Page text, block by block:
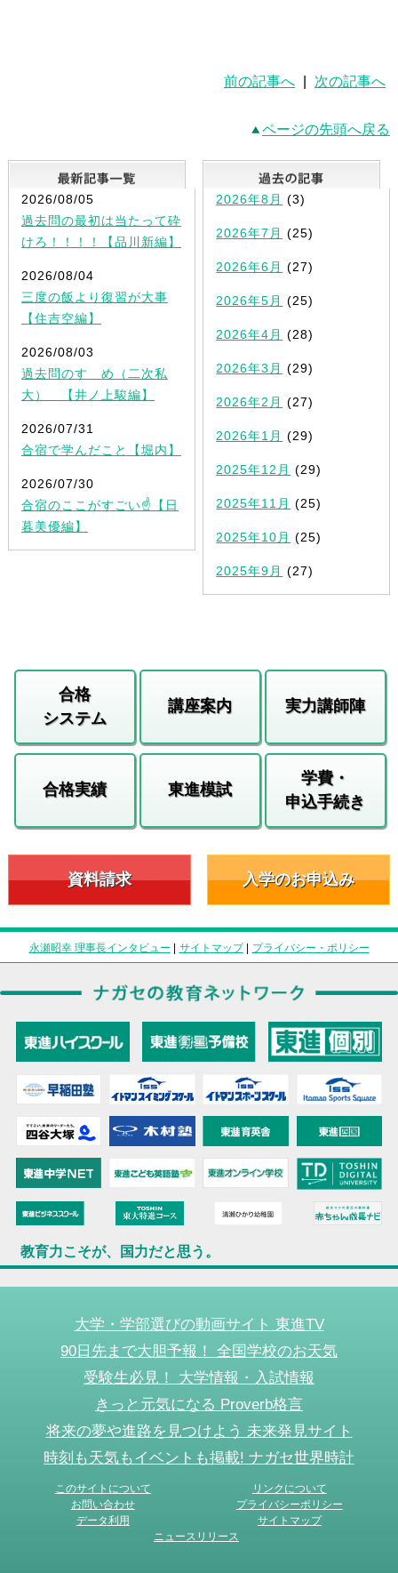
前の記事へ 次の記事へ
ページの先頭へ戻る
最新記事一覧
2026/08/05
過去問の最初は当たって砕
けろ！！！！【品川新編】
2026/08/04
三度の飯より復習が大事
【住吉空編】
2026/08/03
過去問のすゝめ（二次私
大） 【井ノ上駿編】
2026/07/31
合宿で学んだこと【堀内】
2026/07/30
合宿のここがすごい☝️【日
暮美優編】
2026年8月 (3)
2026年7月 (25)
2026年6月 (27)
2026年5月 (25)
2026年4月 (28)
2026年3月 (29)
2026年2月 (27)
2026年1月 (29)
2025年12月 (29)
2025年11月 (25)
2025年10月 (25)
2025年9月 (27)
合格
システム
講座案内 実力講師陣
合格実績 東進模試
学費・
申込手続き
資料請求 入学のお申込み
永瀬昭幸 理事長インタビュー | サイトマップ| プライバシー・ポリシー
教育力こそが、国力だと思う。
大学・学部選びの動画サイト 東進TV
90日先まで大胆予報！ 全国学校のお天気
受験生必見！ 大学情報・入試情報
きっと元気になる Proverb格言
将来の夢や進路を見つけよう 未来発見サイト
時刻も天気もイベントも掲載! ナガセ世界時計
このサイトについて
リンクについて
お問い合わせ
プライバシーポリシー
データ利用
サイトマップ
ニュースリリース